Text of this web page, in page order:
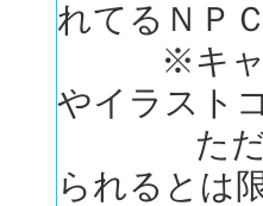
れてるＮＰ
※キャラ
やイラスト
ただし、
られるとは